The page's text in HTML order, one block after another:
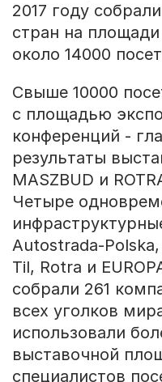
2017 году
стран на
около 14000
Свыше 10000
с площадью
конференций -
результаты
MASZBUD и
Четыре
Autostrada-
Til, Rotra и
собрали 261
всех уголков
использовали
выставочной
специалистов